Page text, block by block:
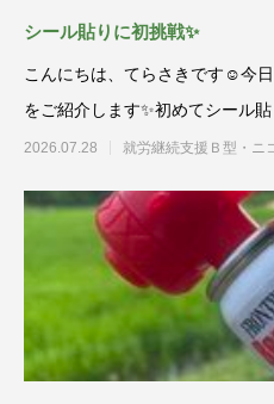
シール貼りに初挑戦✨
こんにちは、てらさきです☺️今
をご紹介します✨初めてシール
為、スタッフ
2026.07.28 就労継続支援Ｂ